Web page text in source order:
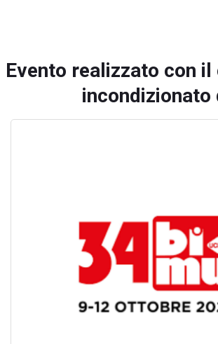
Evento realizzato con
incondizionato